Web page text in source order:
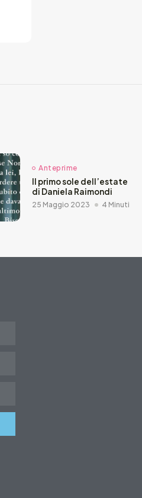
Anteprime
Il primo sole dell’estate
di Daniela Raimondi
25 Maggio 2023 4 Minuti